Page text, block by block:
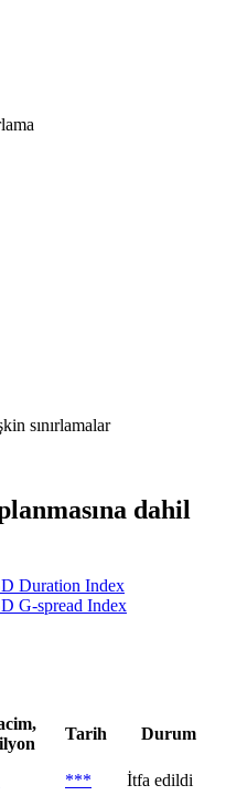
sınırlamalar
dahil
Duration Index
G-spread Index
Tarih
Durum
***
İtfa edildi